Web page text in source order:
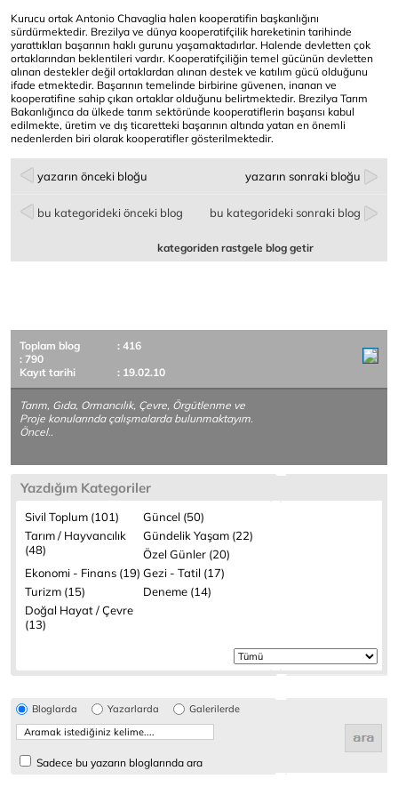
Kurucu ortak Antonio Chavaglia halen kooperatifin başkanlığını
sürdürmektedir. Brezilya ve dünya kooperatifçilik hareketinin tarihinde
yarattıkları başarının haklı gurunu yaşamaktadırlar. Halende devletten çok
ortaklarından beklentileri vardır. Kooperatifçiliğin temel gücünün devletten
alınan destekler değil ortaklardan alınan destek ve katılım gücü olduğunu
ifade etmektedir. Başarının temelinde birbirine güvenen, inanan ve
kooperatifine sahip çıkan ortaklar olduğunu belirtmektedir. Brezilya Tarım
Bakanlığınca da ülkede tarım sektöründe kooperatiflerin başarısı kabul
edilmekte, üretim ve dış ticaretteki başarının altında yatan en önemli
nedenlerden biri olarak kooperatifler gösterilmektedir.
yazarın önceki bloğu yazarın sonraki bloğu
bu kategorideki önceki blog bu kategorideki sonraki blog
kategoriden rastgele blog getir
Toplam blog
: 416
: 790
Kayıt tarihi
: 19.02.10
Tarım, Gıda, Ormancılık, Çevre, Örgütlenme ve
Proje konularında çalışmalarda bulunmaktayım.
Öncel..
Yazdığım Kategoriler
Sivil Toplum (101)
Güncel (50)
Tarım / Hayvancılık
(48)
Gündelik Yaşam (22)
Özel Günler (20)
Ekonomi - Finans (19) Gezi - Tatil (17)
Turizm (15)
Deneme (14)
Doğal Hayat / Çevre
(13)
Bloglarda Yazarlarda Galerilerde
Sadece bu yazarın bloglarında ara